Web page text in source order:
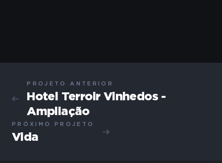
PROJETO ANTERIOR
Hotel Terroir Vinhedos -
Ampliação
PRÓXIMO PROJETO
Vida